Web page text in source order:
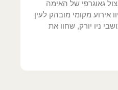
גאוגרפי של האימה
היוו אירוע מקומי מובהק לעין
ניו יורק, שחוו את